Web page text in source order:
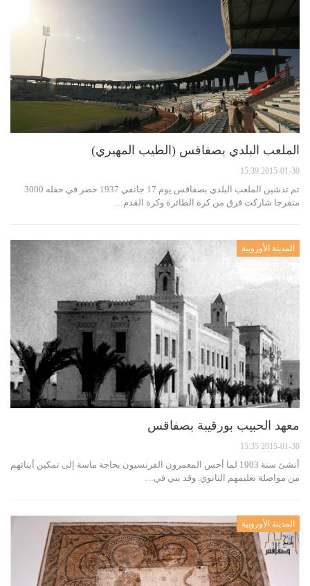
الملعب البلدي بصفاقس (الطيب المهيري)
2015-01-30 15:39
تم تدشين الملعب البلدي بصفاقس يوم 17 جانفي 1937 حضر في حفله 3000
متفرجا شاركت فرق من كرة الطائرة وكرة القدم…
المدينة الأوروبية
معهد الحبيب بورقيبة بصفاقس
2015-01-30 15:35
أنشئ سنة 1903 لما أحس المعمرون الفرنسيون بحاجة ماسة إلى تمكين أبنائهم
من مواصلة تعليمهم الثانوي. وقد بني في…
المدينة الأوروبية